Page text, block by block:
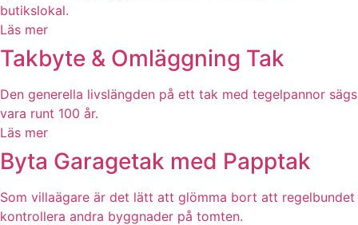
butikslokal.
Läs mer
Takbyte & Omläggning Tak
Den generella livslängden på ett tak med tegelpannor sägs
vara runt 100 år.
Läs mer
Byta Garagetak med Papptak
Som villaägare är det lätt att glömma bort att regelbundet
kontrollera andra byggnader på tomten.